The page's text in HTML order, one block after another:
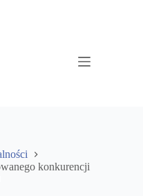
konkurencji